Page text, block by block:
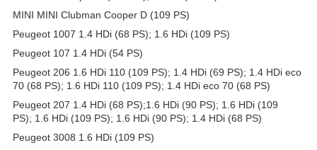
MINI MINI Clubman Cooper D (109 PS)
Peugeot 1007 1.4 HDi (68 PS); 1.6 HDi (109 PS)
Peugeot 107 1.4 HDi (54 PS)
Peugeot 206 1.6 HDi 110 (109 PS); 1.4 HDi (69 PS); 1.4 HDi eco
70 (68 PS); 1.6 HDi 110 (109 PS); 1.4 HDi eco 70 (68 PS)
Peugeot 207 1.4 HDi (68 PS);1.6 HDi (90 PS); 1.6 HDi (109
PS); 1.6 HDi (109 PS); 1.6 HDi (90 PS); 1.4 HDi (68 PS)
Peugeot 3008 1.6 HDi (109 PS)